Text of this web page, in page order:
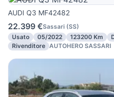
AUDI Q3 MF42482
22.399 €Sassari (SS)
Usato
05/2022 123200 Km
Rivenditore AUTOHERO SASSARI